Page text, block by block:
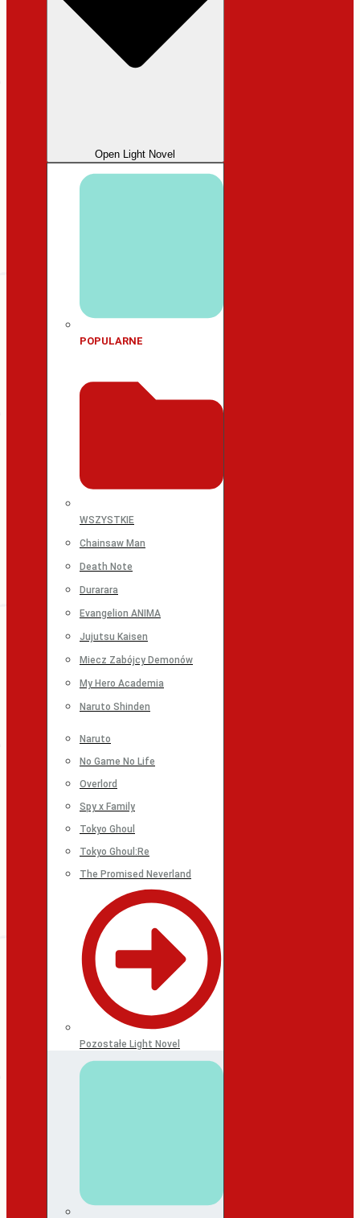
Open Light Novel
POPULARNE
WSZYSTKIE
Chainsaw Man
Death Note
Durarara
Evangelion ANIMA
Jujutsu Kaisen
Miecz Zabójcy Demonów
My Hero Academia
Naruto Shinden
Naruto
No Game No Life
Overlord
Spy x Family
Tokyo Ghoul
Tokyo Ghoul:Re
The Promised Neverland
Pozostałe Light Novel